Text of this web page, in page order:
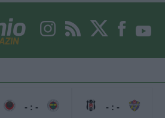
- : - - : -